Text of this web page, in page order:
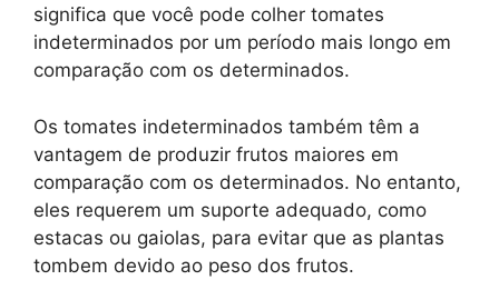
significa que você pode colher tomates
indeterminados por um período mais longo em
comparação com os determinados.
Os tomates indeterminados também têm a
vantagem de produzir frutos maiores em
comparação com os determinados. No entanto,
eles requerem um suporte adequado, como
estacas ou gaiolas, para evitar que as plantas
tombem devido ao peso dos frutos.